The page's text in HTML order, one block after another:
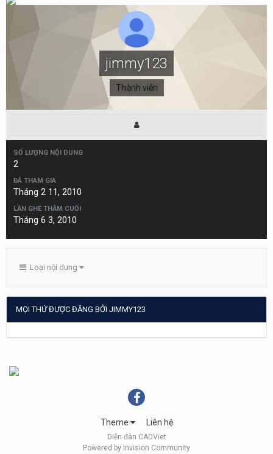
jimmy123
Thành viên
SỐ LƯỢNG NỘI DUNG
2
ĐÃ THAM GIA
Tháng 2 11, 2010
LẦN GHÉ THĂM CUỐI
Tháng 6 3, 2010
Loại nội dung
MỌI THỨ ĐƯỢC ĐĂNG BỞI JIMMY123
Theme Liên hệ
Diễn đàn CADViet
Powered by Invision Community